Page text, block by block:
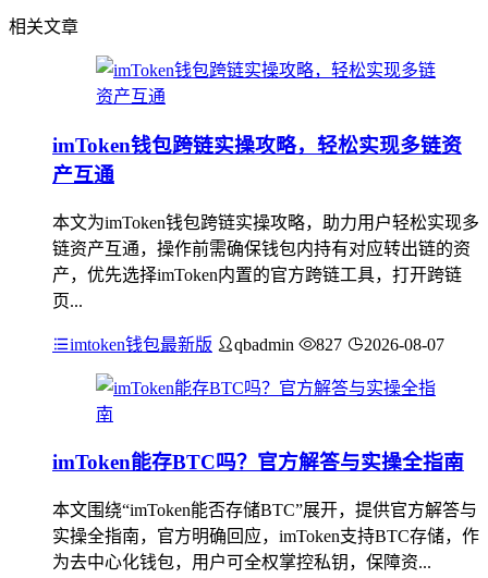
相关文章
imToken钱包跨链实操攻略，轻松实现多链资
产互通
本文为imToken钱包跨链实操攻略，助力用户轻松实现多
链资产互通，操作前需确保钱包内持有对应转出链的资
产，优先选择imToken内置的官方跨链工具，打开跨链
页...
imtoken钱包最新版 qbadmin 827 2026-08-07
imToken能存BTC吗？官方解答与实操全指南
本文围绕“imToken能否存储BTC”展开，提供官方解答与
实操全指南，官方明确回应，imToken支持BTC存储，作
为去中心化钱包，用户可全权掌控私钥，保障资...